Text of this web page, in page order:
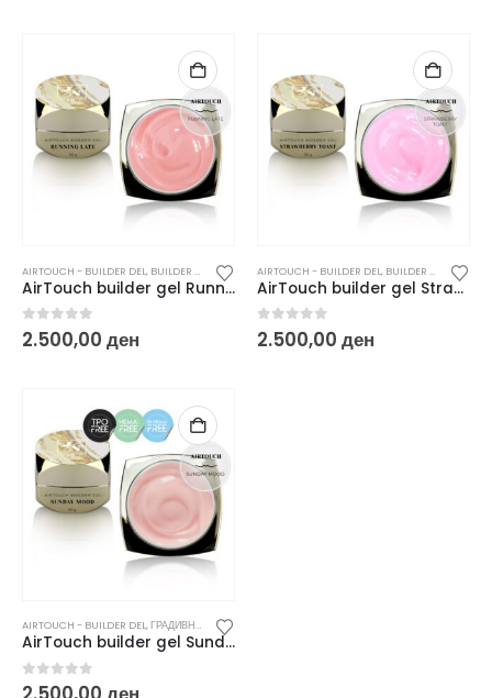
AIRTOUCH - BUILDER DEL, BUILDER GEL ГРАДИВНИ / БИЛДЕР ГЕЛОВИ, НОВО
AirTouch builder gel Running Late – 50 g
0 out of 5
2.500,00 ден
AIRTOUCH - BUILDER DEL, BUILDER GEL
AirTouch builder gel Strawberry Toast – 50 g
0 out of 5
2.500,00 ден
AIRTOUCH - BUILDER DEL,ГРАДИВНИ / БИЛДЕР ГЕЛОВИ
AirTouch builder gel Sunday Mood – 50 g
0 out of 5